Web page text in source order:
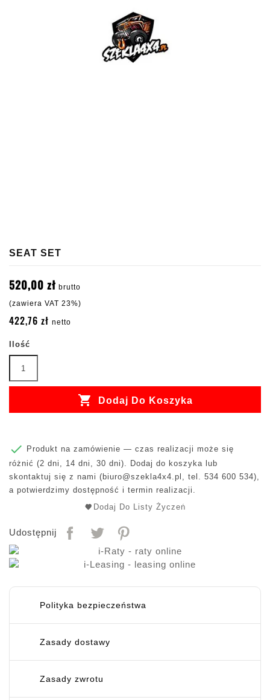
SEAT SET
520,00 zł brutto
(zawiera VAT 23%)
422,76 zł netto
Ilość
 Dodaj Do Koszyka

Produkt na zamówienie — czas realizacji może się
różnić (2 dni, 14 dni, 30 dni). Dodaj do koszyka lub
skontaktuj się z nami ( biuro@szekla4x4.pl , tel. 534 600 534),
a potwierdzimy dostępność i termin realizacji.
Dodaj Do Listy Życzeń
Udostępnij
Polityka bezpieczeństwa
Zasady dostawy
Zasady zwrotu